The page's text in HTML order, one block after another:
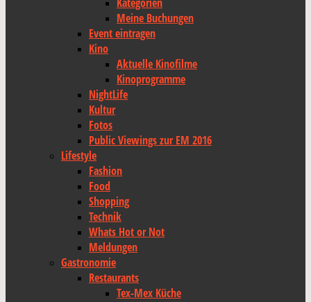
Meine Buchungen
Event eintragen
Kino
Aktuelle Kinofilme
Kinoprogramme
NightLife
Kultur
Fotos
Public Viewings zur EM 2016
Lifestyle
Fashion
Food
Shopping
Technik
Whats Hot or Not
Meldungen
Gastronomie
Restaurants
Tex-Mex Küche